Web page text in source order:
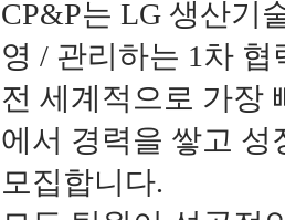
CP&P는 LG 생산기
영 / 관리하는 1차
전 세계적으로 가장
에서 경력을 쌓고
모집합니다.